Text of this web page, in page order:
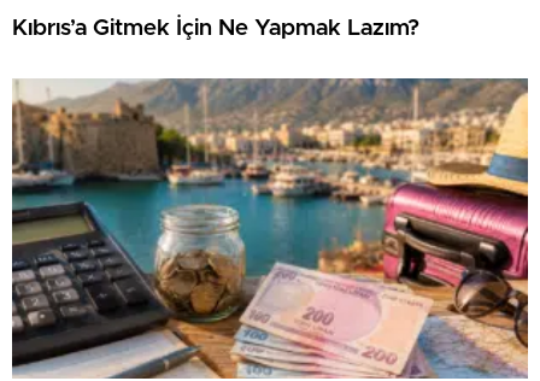
Kıbrıs’a Gitmek İçin Ne Yapmak Lazım?